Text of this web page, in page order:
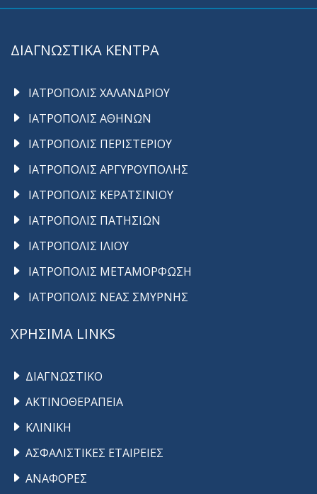
ΔΙΑΓΝΩΣΤΙΚΑ ΚΕΝΤΡΑ
ΙΑΤΡΟΠΟΛΙΣ ΧΑΛΑΝΔΡΙΟΥ
ΙΑΤΡΟΠΟΛΙΣ ΑΘΗΝΩΝ
ΙΑΤΡΟΠΟΛΙΣ ΠΕΡΙΣΤΕΡΙΟΥ
ΙΑΤΡΟΠΟΛΙΣ ΑΡΓΥΡΟΥΠΟΛΗΣ
ΙΑΤΡΟΠΟΛΙΣ ΚΕΡΑΤΣΙΝΙΟΥ
ΙΑΤΡΟΠΟΛΙΣ ΠΑΤΗΣΙΩΝ
ΙΑΤΡΟΠΟΛΙΣ ΙΛΙΟΥ
ΙΑΤΡΟΠΟΛΙΣ ΜΕΤΑΜΟΡΦΩΣΗ
ΙΑΤΡΟΠΟΛΙΣ ΝΕΑΣ ΣΜΥΡΝΗΣ
ΧΡΗΣΙΜΑ LINKS
ΔΙΑΓΝΩΣΤΙΚΟ
ΑΚΤΙΝΟΘΕΡΑΠΕΙΑ
ΚΛΙΝΙΚΗ
ΑΣΦΑΛΙΣΤΙΚΕΣ ΕΤΑΙΡΕΙΕΣ
ΑΝΑΦΟΡΕΣ